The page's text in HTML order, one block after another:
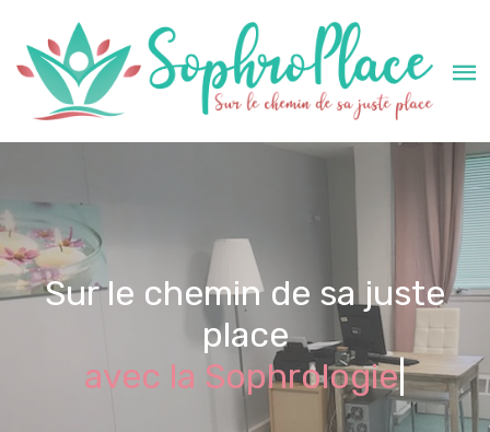
Sur le chemin de sa juste
place
avec la Sophrologie|